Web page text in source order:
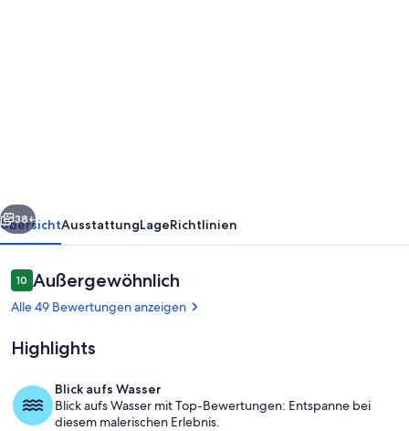
beheizbarer
Pool
und
Whirlpool
Abendstimmung am Whirlpool
Weiter
38+
ÜbersichtAusstattungLageRichtlinien
Bewertungen
1010 von 10.
Außergewöhnlich
Alle 49 Bewertungen anzeigen
Highlights
Blick aufs Wasser
Blick aufs Wasser mit Top-Bewertungen: Entspanne bei
diesem malerischen Erlebnis.